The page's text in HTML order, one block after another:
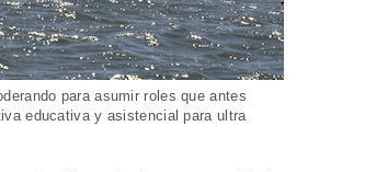
para asumir roles que antes
educativa y asistencial para ultra